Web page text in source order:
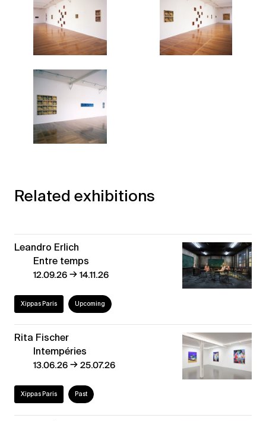
Related exhibitions
Leandro Erlich
Entre temps
12.09.26→14.11.26
Xippas Paris Upcoming
Rita Fischer
Intempéries
13.06.26→25.07.26
Xippas Paris Past